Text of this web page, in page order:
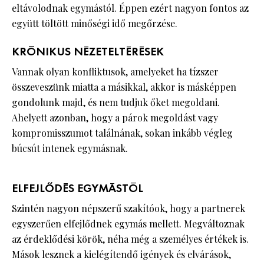
eltávolodnak egymástól. Éppen ezért nagyon fontos az
együtt töltött minőségi idő megőrzése.
KRÓNIKUS NÉZETELTÉRÉSEK
Vannak olyan konfliktusok, amelyeket ha tízszer
összeveszünk miatta a másikkal, akkor is másképpen
gondolunk majd, és nem tudjuk őket megoldani.
Ahelyett azonban, hogy a párok megoldást vagy
kompromisszumot találnának, sokan inkább végleg
búcsút intenek egymásnak.
ELFEJLŐDÉS EGYMÁSTÓL
Szintén nagyon népszerű szakítóok, hogy a partnerek
egyszerűen elfejlődnek egymás mellett. Megváltoznak
az érdeklődési körök, néha még a személyes értékek is.
Mások lesznek a kielégítendő igények és elvárások,